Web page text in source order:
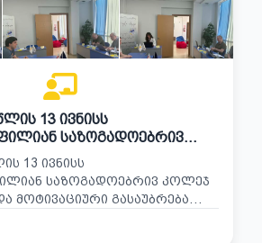
13 ᲘᲕᲜᲘᲡᲡ
ᲡᲐᲖᲝᲒᲐᲓᲝᲔᲑᲠᲘᲕ
ᲞᲠᲝᲒᲠᲐᲛᲐᲖᲔ
ᲢᲔᲥᲜᲝᲚᲝᲒᲘᲔᲑᲘ".
13 ᲘᲕᲜᲘᲡᲡ
ᲡᲐᲖᲝᲒᲐᲓᲝᲔᲑᲠᲘᲕ ᲙᲝᲚᲔᲯ
ᲧᲕᲔᲚᲐ